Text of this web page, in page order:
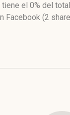
tiene el 0% del
Facebook (2